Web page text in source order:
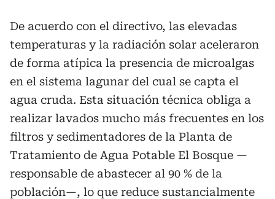
De acuerdo con el directivo, las elevadas
temperaturas y la radiación solar aceleraron
de forma atípica la presencia de microalgas
en el sistema lagunar del cual se capta el
agua cruda. Esta situación técnica obliga a
realizar lavados mucho más frecuentes en los
filtros y sedimentadores de la Planta de
Tratamiento de Agua Potable El Bosque —
responsable de abastecer al 90 % de la
población—, lo que reduce sustancialmente